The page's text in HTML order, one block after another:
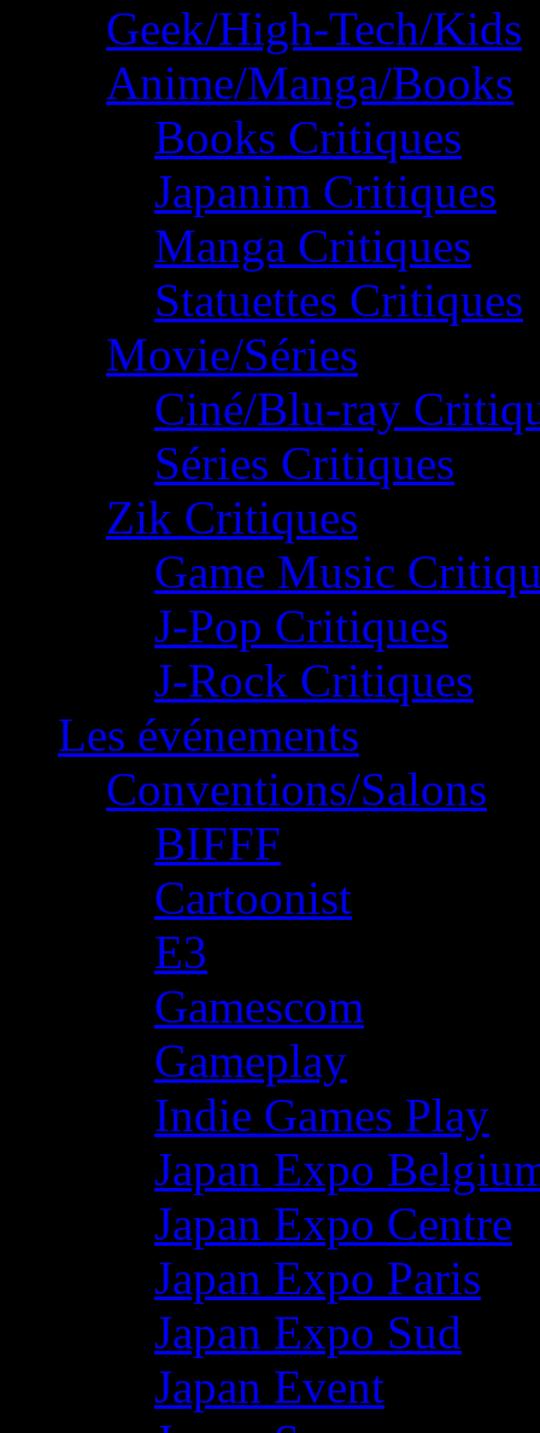
Geek/High-Tech/Kids
Anime/Manga/Books
Books Critiques
Japanim Critiques
Manga Critiques
Statuettes Critiques
Movie/Séries
Ciné/Blu-ray
Séries Critiques
Zik Critiques
Game Music
J-Pop Critiques
J-Rock Critiques
Les événements
Conventions/Salons
BIFFF
Cartoonist
E3
Gamescom
Gameplay
Indie Games Play
Japan Expo
Japan Expo Centre
Japan Expo Paris
Japan Expo Sud
Japan Event